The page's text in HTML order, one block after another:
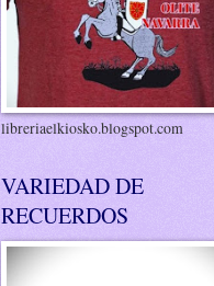
libreriaelkiosko.blogspot.com
VARIEDAD DE
RECUERDOS